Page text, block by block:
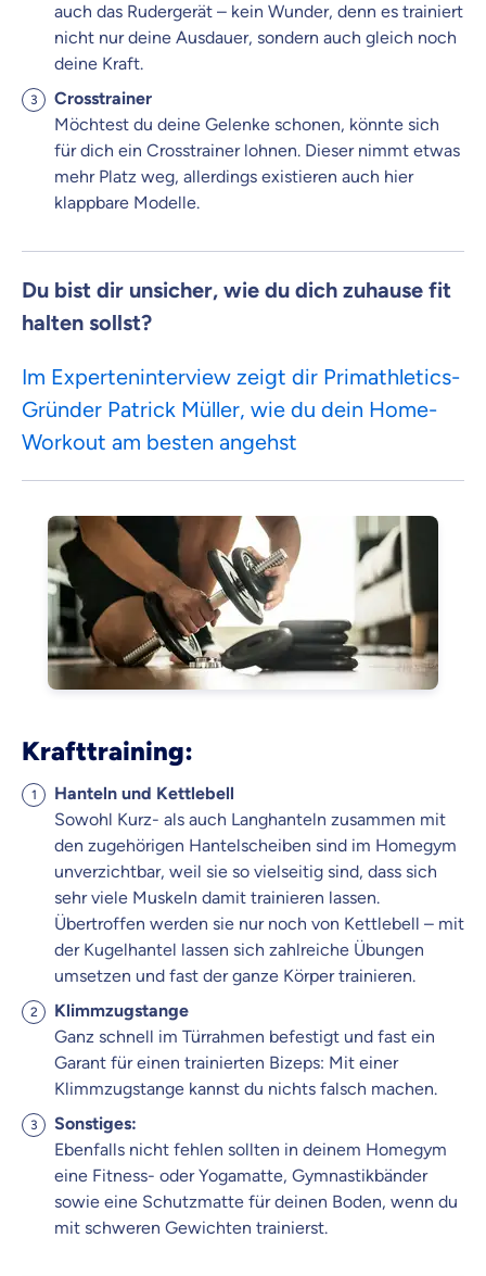
auch das Rudergerät – kein Wunder, denn es trainiert
nicht nur deine Ausdauer, sondern auch gleich noch
deine Kraft.
Crosstrainer
Möchtest du deine Gelenke schonen, könnte sich
für dich ein Crosstrainer lohnen. Dieser nimmt etwas
mehr Platz weg, allerdings existieren auch hier
klappbare Modelle.
Du bist dir unsicher, wie du dich zuhause fit
halten sollst?
Im Experteninterview zeigt dir Primathletics-
Gründer Patrick Müller, wie du dein Home-
Workout am besten angehst
Krafttraining:
Hanteln und Kettlebell
Sowohl Kurz- als auch Langhanteln zusammen mit
den zugehörigen Hantelscheiben sind im Homegym
unverzichtbar, weil sie so vielseitig sind, dass sich
sehr viele Muskeln damit trainieren lassen.
Übertroffen werden sie nur noch von Kettlebell – mit
der Kugelhantel lassen sich zahlreiche Übungen
umsetzen und fast der ganze Körper trainieren.
Klimmzugstange
Ganz schnell im Türrahmen befestigt und fast ein
Garant für einen trainierten Bizeps: Mit einer
Klimmzugstange kannst du nichts falsch machen.
Sonstiges:
Ebenfalls nicht fehlen sollten in deinem Homegym
eine Fitness- oder Yogamatte, Gymnastikbänder
sowie eine Schutzmatte für deinen Boden, wenn du
mit schweren Gewichten trainierst.